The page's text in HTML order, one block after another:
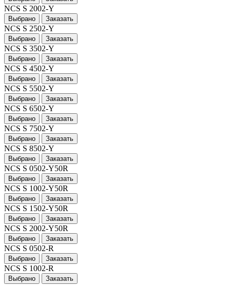
NCS S 2002-Y
Выбрано Заказать
NCS S 2502-Y
Выбрано Заказать
NCS S 3502-Y
Выбрано Заказать
NCS S 4502-Y
Выбрано Заказать
NCS S 5502-Y
Выбрано Заказать
NCS S 6502-Y
Выбрано Заказать
NCS S 7502-Y
Выбрано Заказать
NCS S 8502-Y
Выбрано Заказать
NCS S 0502-Y50R
Выбрано Заказать
NCS S 1002-Y50R
Выбрано Заказать
NCS S 1502-Y50R
Выбрано Заказать
NCS S 2002-Y50R
Выбрано Заказать
NCS S 0502-R
Выбрано Заказать
NCS S 1002-R
Выбрано Заказать